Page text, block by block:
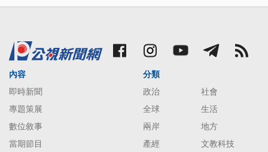
內容
即時新聞
專題策展
數位敘事
當期節目
分類
政治
社會
全球
生活
兩岸
地方
產經
文教科技